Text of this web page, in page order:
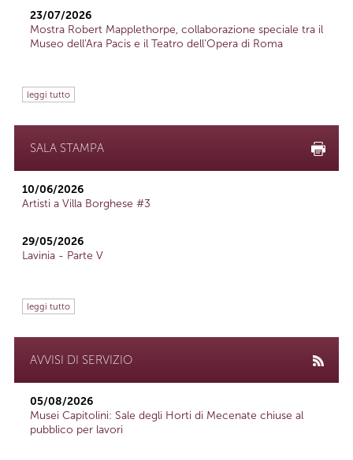
23/07/2026
Mostra Robert Mapplethorpe, collaborazione speciale tra il
Museo dell'Ara Pacis e il Teatro dell'Opera di Roma
leggi tutto
SALA STAMPA
10/06/2026
Artisti a Villa Borghese #3
29/05/2026
Lavinia - Parte V
leggi tutto
AVVISI DI SERVIZIO
05/08/2026
Musei Capitolini: Sale degli Horti di Mecenate chiuse al
pubblico per lavori